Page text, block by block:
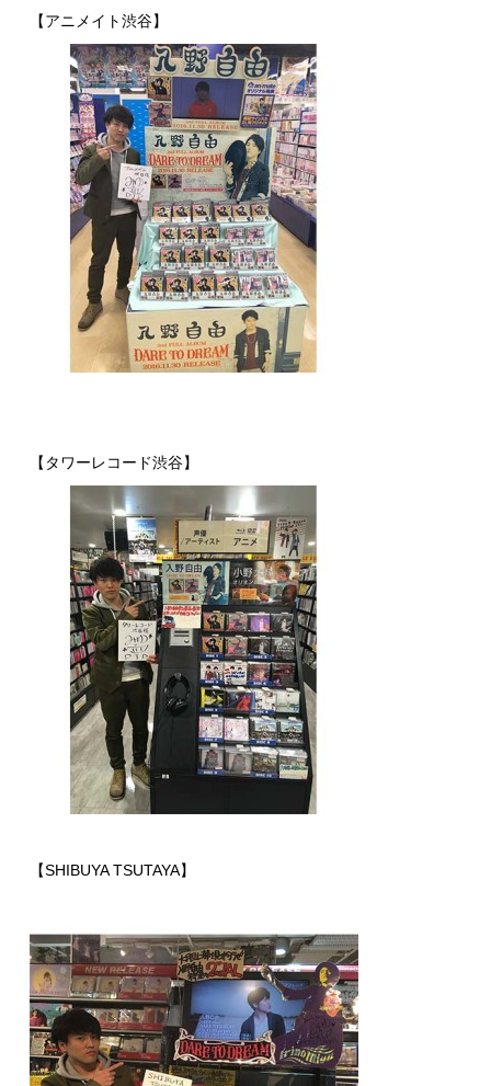
【アニメイト渋谷】
【タワーレコード渋谷】
【SHIBUYA TSUTAYA】